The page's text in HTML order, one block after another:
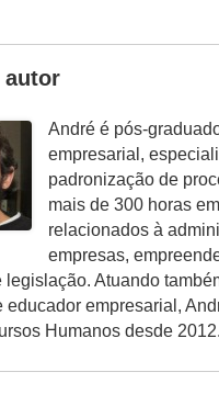
autor
André é pós-
empresarial,
padronização de
mais de 300 horas
relacionados à
empresas,
legislação. Atuando
educador empresarial,
Humanos desde 2012.